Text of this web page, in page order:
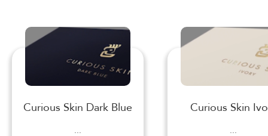
Curious Skin Dark Blue
...
Curious Skin
...